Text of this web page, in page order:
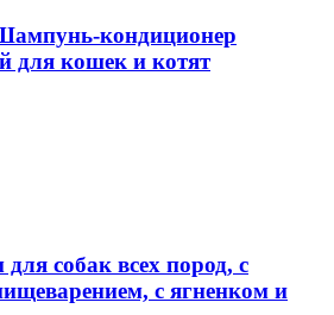
кондиционер
для кошек и котят
собак всех пород, с
с ягненком и